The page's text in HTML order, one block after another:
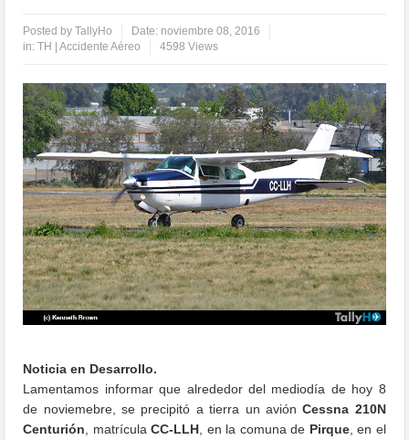
Posted byTallyHo Date: noviembre 08, 2016
in:TH | Accidente Aéreo 4598 Views
Noticia en Desarrollo.
Lamentamos informar que alrededor del mediodía de hoy 8
de noviemebre, se precipitó a tierra un aviónCessna 210N
Centurión , matrículaCC-LLH , en la comuna de Pirque, en el